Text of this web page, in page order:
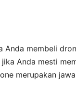
Anda membeli
Anda mesti
merupakan